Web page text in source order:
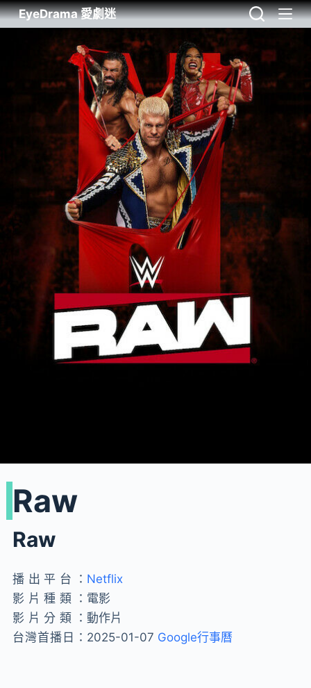
EyeDrama 愛劇迷
Raw
Raw
播出平台： Netflix
影片種類： 電影
影片分類：動作片
台灣首播日： 2025-01-07 Google行事曆